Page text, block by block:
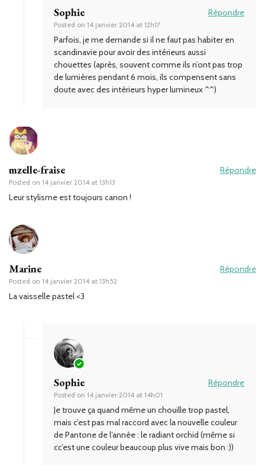
Sophie
Posted on 14 janvier 2014 at 12h17
Répondre
Parfois, je me demande si il ne faut pas habiter en
scandinavie pour avoir des intérieurs aussi
chouettes (après, souvent comme ils n’ont pas trop
de lumières pendant 6 mois, ils compensent sans
doute avec des intérieurs hyper lumineux ^^)
mzelle-fraise
Posted on 14 janvier 2014 at 13h13
Répondre
Leur stylisme est toujours canon !
Marine
Posted on 14 janvier 2014 at 13h52
Répondre
La vaisselle pastel <3
Sophie
Posted on 14 janvier 2014 at 14h01
Répondre
Je trouve ça quand même un chouille trop pastel,
mais c’est pas mal raccord avec la nouvelle couleur
de Pantone de l’année : le radiant orchid (même si
cc’est une couleur beaucoup plus vive mais bon :))